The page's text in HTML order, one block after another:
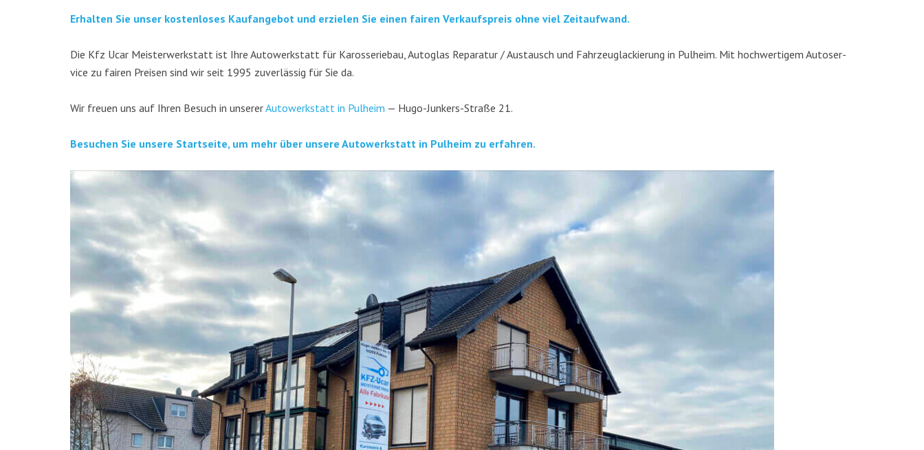
Erhal­ten Sie unser kos­ten­lo­ses Kauf­an­ge­bot und erzie­len Sie einen fai­ren Ver­kaufs­preis ohne viel Zeitaufwand.
Die Kfz Ucar Meis­ter­werk­statt ist Ihre Auto­werk­statt für Karos­se­rie­bau, Auto­glas Repa­ra­tur / Aus­tausch und Fahr­zeug­la­ckie­rung in Pul­heim. Mit hoch­wer­ti­gem Auto­ser­
vice zu fai­ren Prei­sen sind wir seit 1995 zuver­läs­sig für Sie da.
Wir freu­en uns auf Ihren Besuch in unse­rerAuto­werk­statt in Pul­heim — Hugo-Jun­kers-Stra­ße 21.
Besu­chen Sie unse­re Start­sei­te, um mehr über unse­re Auto­werk­statt in Pul­heim zu erfahren.